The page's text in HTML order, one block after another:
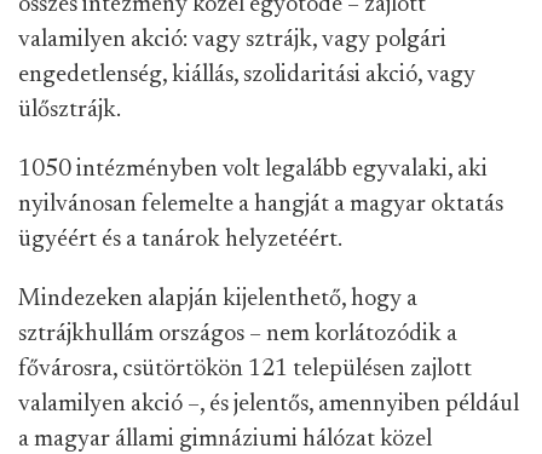
összes intézmény közel egyötöde – zajlott
valamilyen akció: vagy sztrájk, vagy polgári
engedetlenség, kiállás, szolidaritási akció, vagy
ülősztrájk.
1050 intézményben volt legalább egyvalaki, aki
nyilvánosan felemelte a hangját a magyar oktatás
ügyéért és a tanárok helyzetéért.
Mindezeken alapján kijelenthető, hogy a
sztrájkhullám országos – nem korlátozódik a
fővárosra, csütörtökön 121 településen zajlott
valamilyen akció –, és jelentős, amennyiben például
a magyar állami gimnáziumi hálózat közel